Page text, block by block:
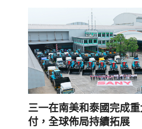
三一在南美和泰國完成
付，全球佈局持續拓展